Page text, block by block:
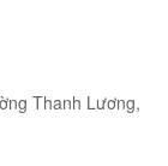
Thanh Lương,